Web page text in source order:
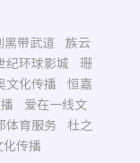
黑带武道
族云
纪环球影城
珊
文化传播
恒嘉
爱在一线文
体育服务 杜之
传播